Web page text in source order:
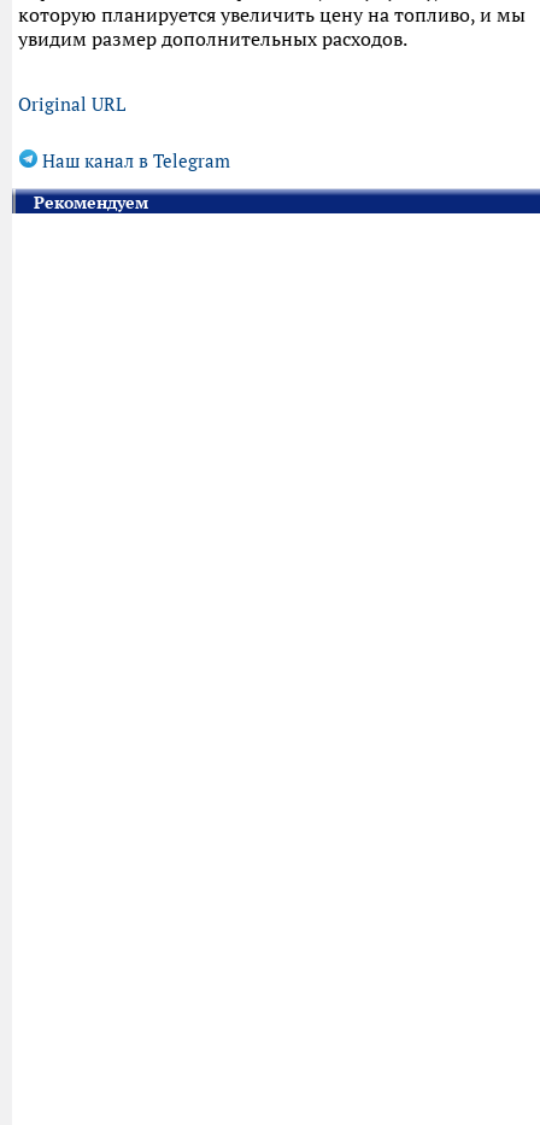
которую планируется увеличить цену на топливо, и мы
увидим размер дополнительных расходов.
Original URL
Наш канал в Telegram
Рекомендуем